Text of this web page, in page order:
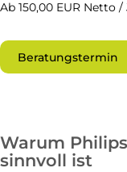
Ab 150,00 EUR Netto /
Beratungstermin
Warum
sinnvoll ist